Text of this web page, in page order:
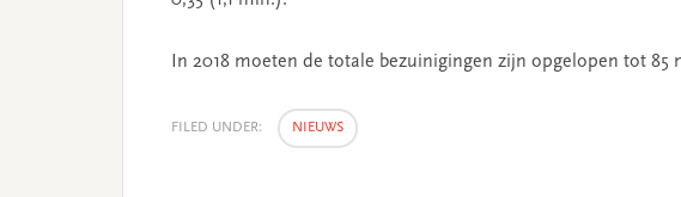
In 2018 moeten de totale bezuinigingen zijn opgelopen tot 85
FILED UNDER: NIEUWS